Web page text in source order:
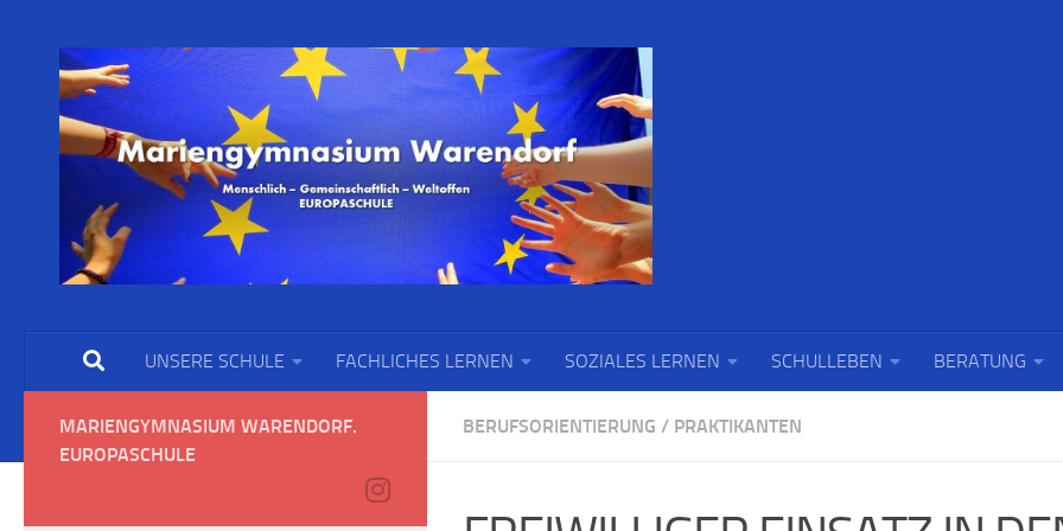
UNSERE SCHULE FACHLICHES LERNEN SOZIALES LERNEN SCHULLEBEN BERATUNG
BERUFSORIENTIERUNG / PRAKTIKANTEN
MARIENGYMNASIUM WARENDORF.
EUROPASCHULE